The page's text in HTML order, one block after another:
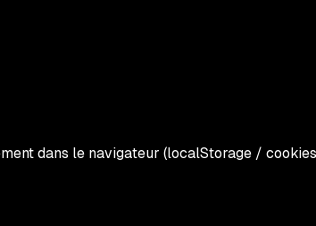
dans le navigateur (localStorage /